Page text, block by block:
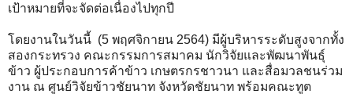
เป้าหมายที่จะจัดต่อเนื่องไปทุกปี
โดยงานในวันนี้ (5 พฤศจิกายน 2564) มีผู้บริหารระดับสูงจากทั้ง
สองกระทรวง คณะกรรมการสมาคม นักวิจัยและพัฒนาพันธุ์
ข้าว ผู้ประกอบการค้าข้าว เกษตรกรชาวนา และสื่อมวลชนร่วม
งาน ณ ศูนย์วิจัยข้าวชัยนาท จังหวัดชัยนาท พร้อมคณะทูต